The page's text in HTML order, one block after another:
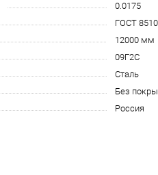
0.0175
ГОСТ
12000 мм
09Г2С
Сталь
Без
Россия